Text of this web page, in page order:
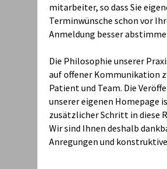
mitarbeiter, so dass Sie
Terminwünsche schon vor
Anmeldung besser
Die Philosophie unserer
auf offener Kommunikation
Patient und Team. Die
unserer eigenen Homepage
zusätzlicher Schritt in diese
Wir sind Ihnen deshalb
Anregungen und